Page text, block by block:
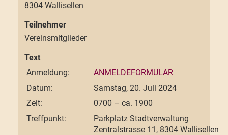
8304 Wallisellen
Teilnehmer
Vereinsmitglieder
Text
Anmeldung:
ANMELDEFORMULAR
Datum:
Samstag, 20. Juli 2024
Zeit:
0700 – ca. 1900
Treffpunkt:
Parkplatz Stadtverwaltung
Zentralstrasse 11, 8304 Wallisellen